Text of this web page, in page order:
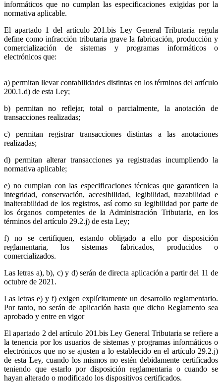
informáticos que no cumplan las especificaciones exigidas por la
normativa aplicable.
El apartado 1 del artículo 201.bis Ley General Tributaria regula
define como infracción tributaria grave la fabricación, producción y
comercialización de sistemas y programas informáticos o
electrónicos que:
a) permitan llevar contabilidades distintas en los términos del artículo
200.1.d) de esta Ley;
b) permitan no reflejar, total o parcialmente, la anotación de
transacciones realizadas;
c) permitan registrar transacciones distintas a las anotaciones
realizadas;
d) permitan alterar transacciones ya registradas incumpliendo la
normativa aplicable;
e) no cumplan con las especificaciones técnicas que garanticen la
integridad, conservación, accesibilidad, legibilidad, trazabilidad e
inalterabilidad de los registros, así como su legibilidad por parte de
los órganos competentes de la Administración Tributaria, en los
términos del artículo 29.2.j) de esta Ley;
f) no se certifiquen, estando obligado a ello por disposición
reglamentaria, los sistemas fabricados, producidos o
comercializados.
Las letras a), b), c) y d) serán de directa aplicación a partir del 11 de
octubre de 2021.
Las letras e) y f) exigen explícitamente un desarrollo reglamentario.
Por tanto, no serán de aplicación hasta que dicho Reglamento sea
aprobado y entre en vigor
El apartado 2 del artículo 201.bis Ley General Tributaria se refiere a
la tenencia por los usuarios de sistemas y programas informáticos o
electrónicos que no se ajusten a lo establecido en el artículo 29.2.j)
de esta Ley, cuando los mismos no estén debidamente certificados
teniendo que estarlo por disposición reglamentaria o cuando se
hayan alterado o modificado los dispositivos certificados.